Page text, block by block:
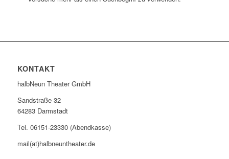
KONTAKT
halbNeun Theater GmbH
Sandstraße 32
64283 Darmstadt
Tel. 06151-23330 (Abendkasse)
mail(at)halbneuntheater.de